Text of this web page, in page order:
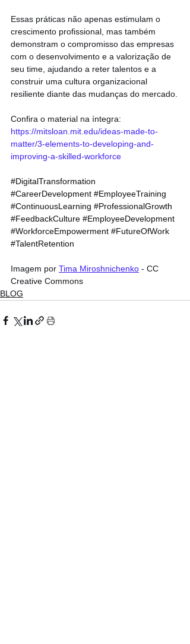
Essas práticas não apenas estimulam o
crescimento profissional, mas também
demonstram o compromisso das empresas
com o desenvolvimento e a valorização de
seu time, ajudando a reter talentos e a
construir uma cultura organizacional
resiliente diante das mudanças do mercado.
Confira o material na íntegra:
https://mitsloan.mit.edu/ideas-made-to-
matter/3-elements-to-developing-and-
improving-a-skilled-workforce
#DigitalTransformation
#CareerDevelopment #EmployeeTraining
#ContinuousLearning #ProfessionalGrowth
#FeedbackCulture #EmployeeDevelopment
#WorkforceEmpowerment #FutureOfWork
#TalentRetention
Imagem por Tima Miroshnichenko - CC
Creative Commons
BLOG